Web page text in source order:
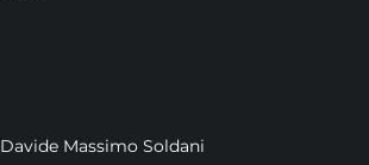
Davide Massimo Soldani